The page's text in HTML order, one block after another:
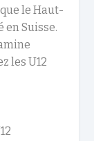
le Haut-
en Suisse.
les U12